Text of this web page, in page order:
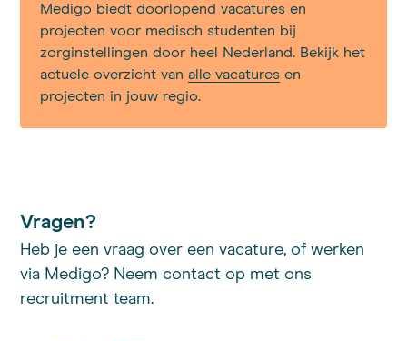
Medigo biedt doorlopend vacatures en
projecten voor medisch studenten bij
zorginstellingen door heel Nederland. Bekijk het
actuele overzicht vanalle vacatures en
projecten in jouw regio.
Vragen?
Heb je een vraag over een vacature, of werken
via Medigo? Neem contact op met ons
recruitment team.